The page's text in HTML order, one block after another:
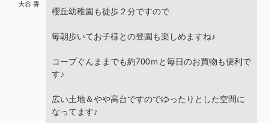
大谷 香
櫻丘幼稚園も徒歩２分ですので
毎朝歩いてお子様との登園も楽しめますね♪
コープぐんままでも約700ｍと毎日のお買物も便利で
す♪
広い土地＆やや高台ですのでゆったりとした空間に
なってます♪